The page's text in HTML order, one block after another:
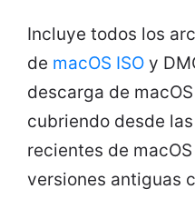
Incluye todos los
de macOS ISO y
descarga de
cubriendo desde
recientes de
versiones antiguas